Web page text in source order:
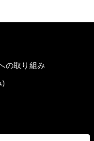
の取り組み
)